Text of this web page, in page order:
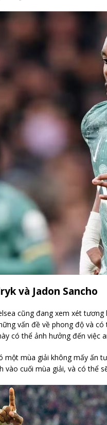
và Jadon Sancho
cũng đang xem xét
vấn đề về phong độ và
có thể ảnh hưởng đến việc
một mùa giải không mấy ấn
vào cuối mùa giải, và có thể